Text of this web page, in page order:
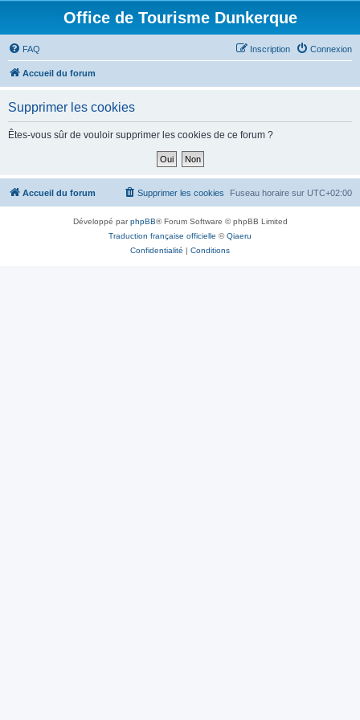
Office de Tourisme Dunkerque
FAQ Connexion
Inscription
Accueil du forum
Supprimer les cookies
Êtes-vous sûr de vouloir supprimer les cookies de ce forum ?
Accueil du forum Fuseau horaire sur UTC+02:00
Supprimer les cookies
Développé parphpBB® Forum Software © phpBB Limited
Traduction française officielle ©Qiaeru
Confidentialité | Conditions